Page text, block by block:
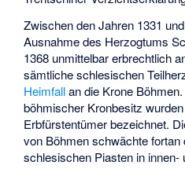
Zwischen den Jahren 1331
Ausnahme des Herzogtums
1368 unmittelbar erbrechtlich
sämtliche schlesischen
Heimfallan die Krone
böhmischer Kronbesitz
Erbfürstentümer bezeichnet.
von Böhmen schwächte fortan
schlesischen Piasten in innen-